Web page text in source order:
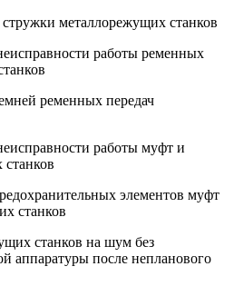
металлорежущих станков
работы ременных
ременных передач
работы муфт и
элементов муфт
станков
станков на шум без
аппаратуры после непланового